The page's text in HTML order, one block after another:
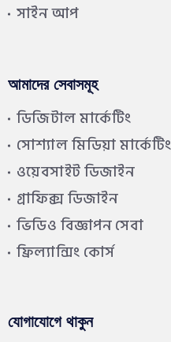
সাইন আপ
আমাদের সেবাসমূহ
ডিজিটাল মার্কেটিং
সোশ্যাল মিডিয়া মার্কেটিং
ওয়েবসাইট ডিজাইন
গ্রাফিক্স ডিজাইন
ভিডিও বিজ্ঞাপন সেবা
ফ্রিল্যান্সিং কোর্স
যোগাযোগে থাকুন